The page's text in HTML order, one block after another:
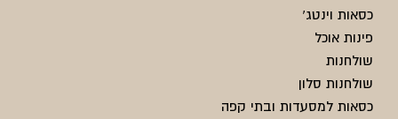
כסאות וינטג'
פינות אוכל
שולחנות
שולחנות סלון
כסאות למסעדות ובתי קפה